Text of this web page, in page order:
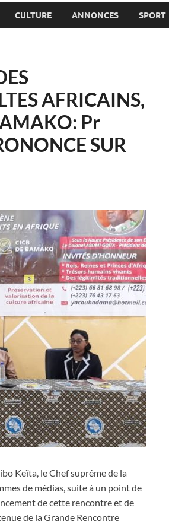
CULTURE ANNONCES SPORT
AFRICAINS,
Pr
SUR
Keïta, le Chef suprême de la
de médias, suite à un point de
de cette rencontre et de
de la Grande Rencontre